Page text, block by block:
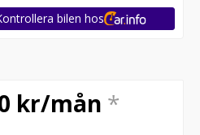
bilen hos
kr/mån *